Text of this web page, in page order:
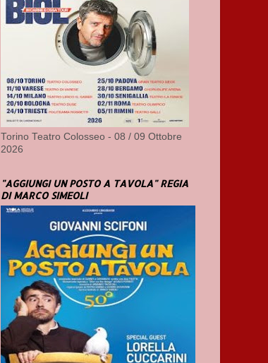
Torino Teatro Colosseo - 08 / 09 Ottobre
2026
"AGGIUNGI UN POSTO A TAVOLA" REGIA
DI MARCO SIMEOLI